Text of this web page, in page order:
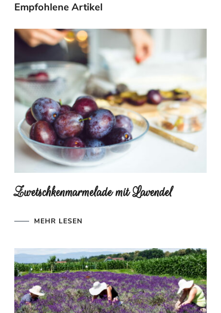
Empfohlene Artikel
Zwetschkenmarmelade mit Lavendel
MEHR LESEN